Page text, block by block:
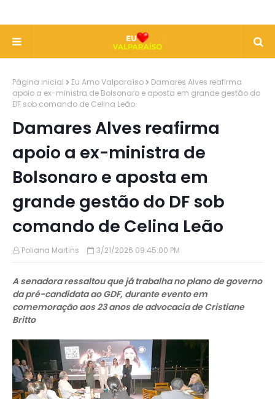
Página inicial Eu Amo Valparaíso
Damares Alves reafirma
apoio a ex-ministra de Bolsonaro e aposta em grande gestão do
DF sob comando de Celina Leão
Damares Alves reafirma
apoio a ex-ministra de
Bolsonaro e aposta em
grande gestão do DF sob
comando de Celina Leão
Poliana Martins 3/21/2026 09:45:00 PM
A senadora ressaltou que já trabalha no plano de governo
da pré-candidata ao GDF, durante evento em
comemoração aos 23 anos de advocacia de Cristiane
Britto